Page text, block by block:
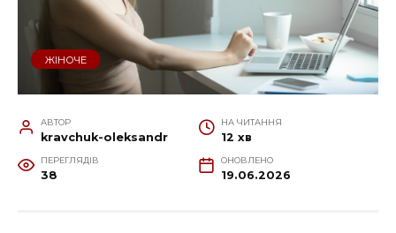
ЖІНОЧЕ
АВТОР
kravchuk-oleksandr
НА ЧИТАННЯ
12 хв
ПЕРЕГЛЯДІВ
38
ОНОВЛЕНО
19.06.2026